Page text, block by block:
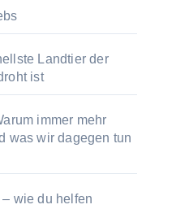
Landtier der
ist
immer mehr
was wir dagegen tun
wie du helfen